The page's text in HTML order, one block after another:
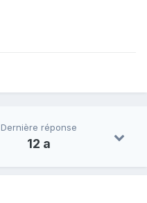
Dernière réponse
12 a